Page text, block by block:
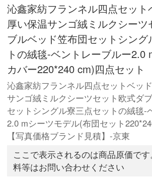
沁鑫家紡フランネル四点セット
厚い保温サンゴ絨ミルクシー
ブルベッド笠布団セットシング
トの絨毯-ベントレーブルー2.0
カバー220*240 cm)四点セット
沁鑫家紡フランネル四点セットベッ
サンゴ絨ミルクシーツセット欧式ダ
セットシングル寮三点セットの絨毯-
2.0 mシーツモデル(布団セット
【写真価格ブランド見積】-京東
ここで表示されるのは商品原価で
料等はお問い合わせください